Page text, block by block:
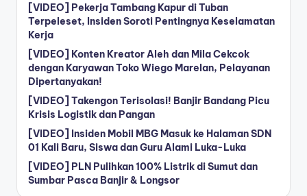
[VIDEO] Pekerja Tambang Kapur di Tuban
Terpeleset, Insiden Soroti Pentingnya Keselamatan
Kerja
[VIDEO] Konten Kreator Aleh dan Mila Cekcok
dengan Karyawan Toko Wiego Marelan, Pelayanan
Dipertanyakan!
[VIDEO] Takengon Terisolasi! Banjir Bandang Picu
Krisis Logistik dan Pangan
[VIDEO] Insiden Mobil MBG Masuk ke Halaman SDN
01 Kali Baru, Siswa dan Guru Alami Luka-Luka
[VIDEO] PLN Pulihkan 100% Listrik di Sumut dan
Sumbar Pasca Banjir & Longsor